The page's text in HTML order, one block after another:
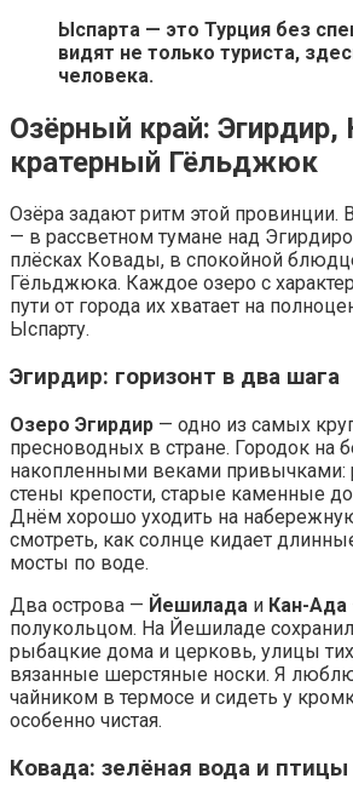
Ыспарта — это Турция без
видят не только туриста,
человека.
Озёрный край: Эгирдир,
кратерный Гёльджюк
Озёра задают ритм этой провинции.
— в рассветном тумане над
плёсках Ковады, в спокойной
Гёльджюка. Каждое озеро с
пути от города их хватает на
Ыспарту.
Эгирдир: горизонт в два шага
Озеро Эгирдир — одно из самых
пресноводных в стране. Городок на
накопленными веками привычками:
стены крепости, старые каменные
Днём хорошо уходить на
смотреть, как солнце кидает
мосты по воде.
Два острова — Йешилада и Кан-Ада
полукольцом. На Йешиладе
рыбацкие дома и церковь, улицы
вязанные шерстяные носки. Я
чайником в термосе и сидеть у
особенно чистая.
Ковада: зелёная вода и птицы